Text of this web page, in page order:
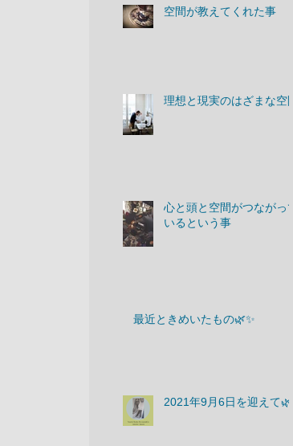
空間が教えてくれた事
理想と現実のはざまな空間
心と頭と空間がつながって
いるという事
最近ときめいたもの🌿✨
2021年9月6日を迎えて🌿